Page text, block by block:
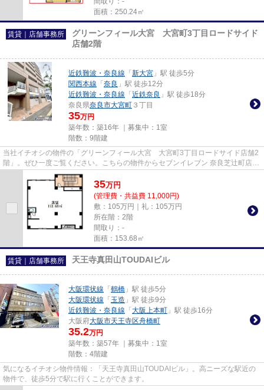
面積：250.24㎡
賃貸｜店舗事務所
グリーンフィール大宮 大宮町3丁目ロードサイド
店舗2階
近鉄難波・奈良線 「 新大宮 」駅 徒歩5分
関西本線 「 奈良 」駅 徒歩12分
近鉄難波・奈良線 「 近鉄奈良 」駅 徒歩18分
奈良県奈良市大宮町 ３丁目
35万円
築年数：築16年 ｜募集中： 1室
階数：9階建
当社イチオシの物件の「グリーンフィール大宮 大宮町3丁目ロードサイド店舗2
階」。ぜひ一度ご覧ください。こちらの物件からセブンイレブン 奈良芝辻町店ま
で341mです。駅まで歩いてア...
35万円
(管理費・共益費 11,000円)
敷：105万円｜礼：105万円
所在階：2階
間取り：-
面積：153.68㎡
賃貸｜店舗事務所 天王寺真田山TOUDAIビル
大阪環状線 「 鶴橋 」駅 徒歩5分
大阪環状線 「 玉造 」駅 徒歩9分
近鉄難波・奈良線 「 大阪上本町 」駅 徒歩16分
大阪府大阪市天王寺区舟橋町
35.2万円
築年数：築57年 ｜募集中： 1室
階数：4階建
気になるイチオシ物件情報：「天王寺真田山TOUDAIビル」。高ニーズな駅近の
物件で、徒歩5分で駅に行くことができます。